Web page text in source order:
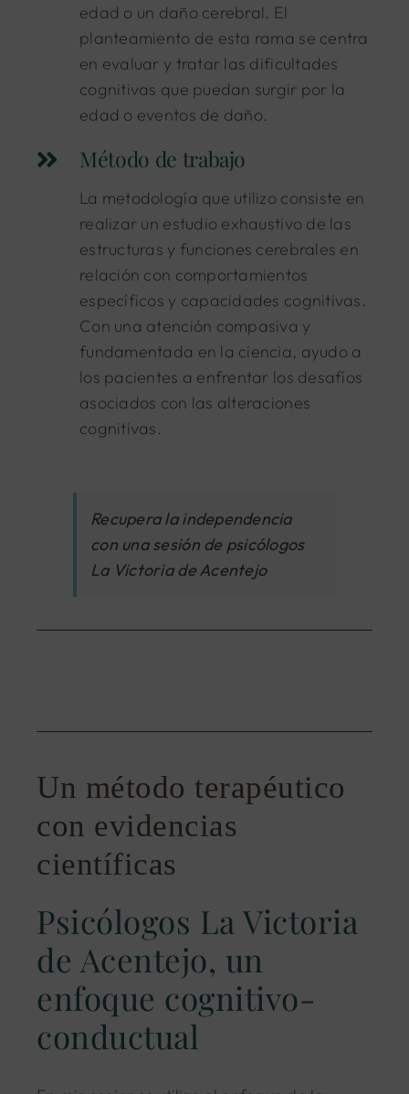
edad o un daño cerebral. El
planteamiento de esta rama se centra
en evaluar y tratar las dificultades
cognitivas que puedan surgir por la
edad o eventos de daño.
Método de trabajo
La metodología que utilizo consiste en
realizar un estudio exhaustivo de las
estructuras y funciones cerebrales en
relación con comportamientos
específicos y capacidades cognitivas.
Con una atención compasiva y
fundamentada en la ciencia, ayudo a
los pacientes a enfrentar los desafíos
asociados con las alteraciones
cognitivas.
Recupera la independencia
con una sesión de psicólogos
La Victoria de Acentejo
Un método terapéutico
con evidencias
científicas
Psicólogos La Victoria
de Acentejo, un
enfoque cognitivo-
conductual